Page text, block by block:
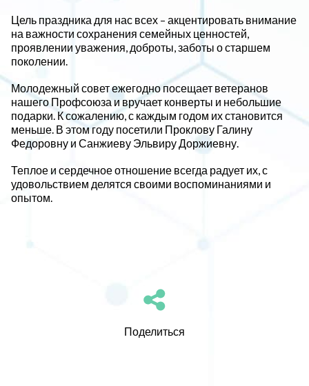
Цель праздника для нас всех – акцентировать внимание
на важности сохранения семейных ценностей,
проявлении уважения, доброты, заботы о старшем
поколении.
Молодежный совет ежегодно посещает ветеранов
нашего Профсоюза и вручает конверты и небольшие
подарки. К сожалению, с каждым годом их становится
меньше. В этом году посетили Проклову Галину
Федоровну и Санжиеву Эльвиру Доржиевну.
Теплое и сердечное отношение всегда радует их, с
удовольствием делятся своими воспоминаниями и
опытом.
Поделиться